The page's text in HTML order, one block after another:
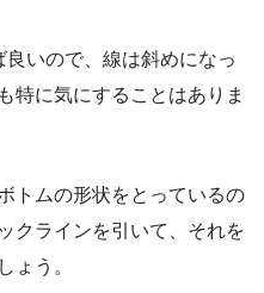
いので、線は斜めになっ
特に気にすることはありま
トムの形状をとっているの
クラインを引いて、それを
ょう。